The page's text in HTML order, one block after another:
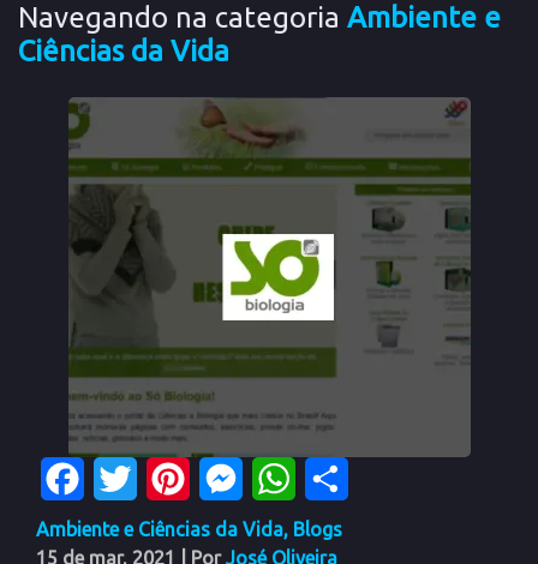
Navegando na categoria Ambiente e
Ciências da Vida
FacebookTwitter PinterestMessengerWhatsApp
Ambiente e Ciências da Vida, Blogs
15 de mar, 2021
| PorJosé Oliveira